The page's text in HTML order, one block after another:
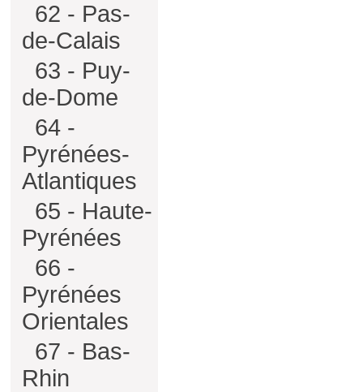
62 - Pas-
de-Calais
63 - Puy-
de-Dome
64 -
Pyrénées-
Atlantiques
65 - Haute-
Pyrénées
66 -
Pyrénées
Orientales
67 - Bas-
Rhin